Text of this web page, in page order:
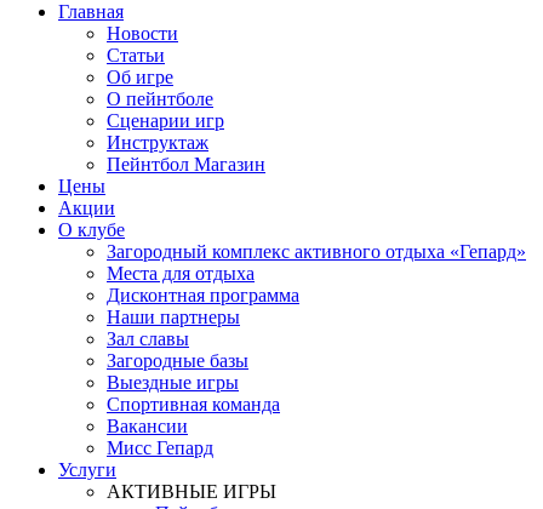
Главная
Новости
Статьи
Об игре
О пейнтболе
Сценарии игр
Инструктаж
Пейнтбол Магазин
Цены
Акции
О клубе
Загородный комплекс активного отдыха «Гепард»
Места для отдыха
Дисконтная программа
Наши партнеры
Зал славы
Загородные базы
Выездные игры
Спортивная команда
Вакансии
Мисс Гепард
Услуги
АКТИВНЫЕ ИГРЫ